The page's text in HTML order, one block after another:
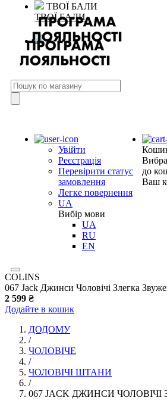
ТВОЇ БАЛИ
ТВОЇ БАЛИ
Увійти
Реєстрація
Перевірити статус
замовлення
Легке повернення
UA
Вибір мови
UA
RU
EN
до
Ваш
COLINS
067 Jack Джинси Чоловічі Злегка
2 599 ₴
Додайте в кошик
ДОДОМУ
/
ЧОЛОВІЧЕ
/
ЧОЛОВІЧІ ШТАНИ
/
067 JACK ДЖИНСИ ЧОЛОВІЧІ